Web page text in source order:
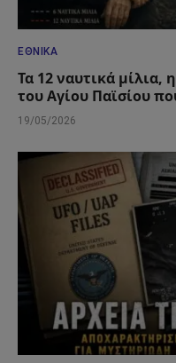
ΕΘΝΙΚΆ
Τα 12 ναυτικά μίλια,
του Αγίου Παϊσίου
19/05/2026